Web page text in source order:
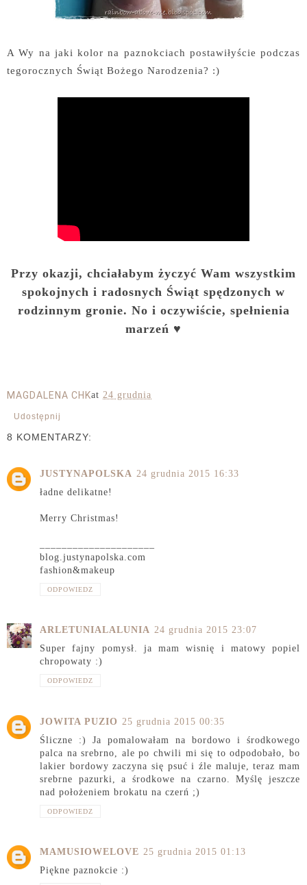
A Wy na jaki kolor na paznokciach postawiłyście podczas
tegorocznych Świąt Bożego Narodzenia? :)
Przy okazji, chciałabym życzyć Wam wszystkim
spokojnych i radosnych Świąt spędzonych w
rodzinnym gronie. No i oczywiście, spełnienia
marzeń ♥
MAGDALENA CHKat 24 grudnia
Udostępnij
8 KOMENTARZY:
JUSTYNAPOLSKA 24 grudnia 2015 16:33
ładne delikatne!
Merry Christmas!
blog.justynapolska.com
fashion&makeup
ODPOWIEDZ
ARLETUNIALALUNIA 24 grudnia 2015 23:07
Super fajny pomysł. ja mam wisnię i matowy popiel
chropowaty :)
ODPOWIEDZ
JOWITA PUZIO 25 grudnia 2015 00:35
Śliczne :) Ja pomalowałam na bordowo i środkowego
palca na srebrno, ale po chwili mi się to odpodobało, bo
lakier bordowy zaczyna się psuć i źle maluje, teraz mam
srebrne pazurki, a środkowe na czarno. Myślę jeszcze
nad położeniem brokatu na czerń ;)
ODPOWIEDZ
MAMUSIOWELOVE 25 grudnia 2015 01:13
Piękne paznokcie :)